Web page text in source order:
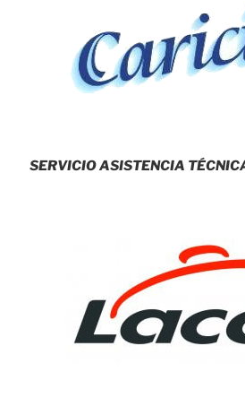
SERVICIO ASISTENCIA